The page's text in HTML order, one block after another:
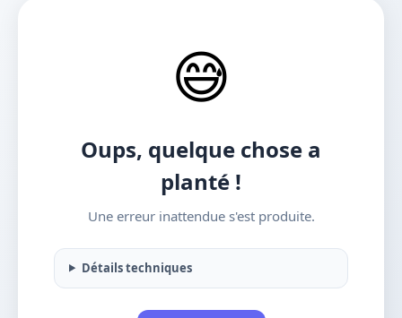
😅
Oups, quelque chose a
planté !
Une erreur inattendue s'est produite.
Détails techniques